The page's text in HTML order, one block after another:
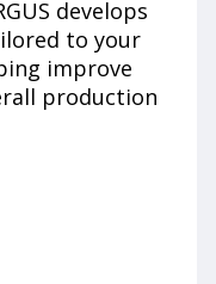
develops
to your
improve
production